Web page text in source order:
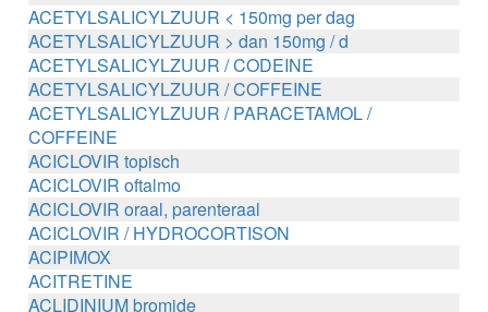
ACETYLSALICYLZUUR < 150mg per dag
ACETYLSALICYLZUUR > dan 150mg / d
ACETYLSALICYLZUUR / CODEINE
ACETYLSALICYLZUUR / COFFEINE
ACETYLSALICYLZUUR / PARACETAMOL /
COFFEINE
ACICLOVIR topisch
ACICLOVIR oftalmo
ACICLOVIR oraal, parenteraal
ACICLOVIR / HYDROCORTISON
ACIPIMOX
ACITRETINE
ACLIDINIUM bromide